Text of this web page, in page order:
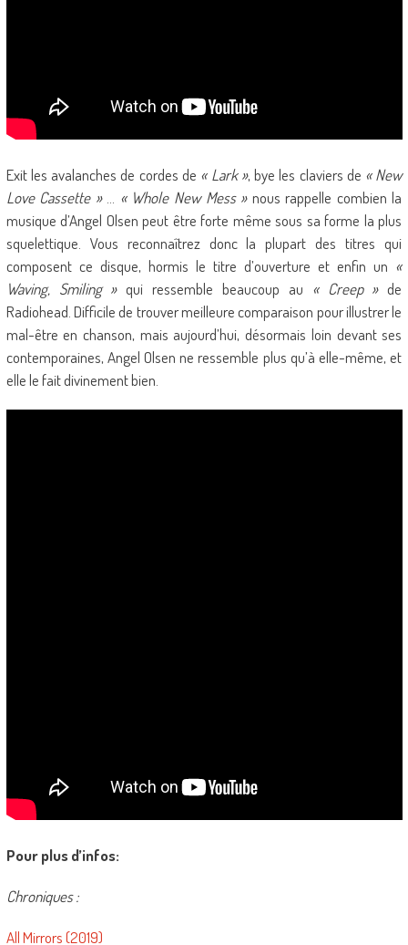
Exit les avalanches de cordes de « Lark », bye les claviers de « New
Love Cassette »… « Whole New Mess »nous rappelle combien la
musique d’Angel Olsen peut être forte même sous sa forme la plus
squelettique. Vous reconnaîtrez donc la plupart des titres qui
composent ce disque, hormis le titre d’ouverture et enfin un «
Waving, Smiling »qui ressemble beaucoup au « Creep »de
Radiohead. Difficile de trouver meilleure comparaison pour illustrer le
mal-être en chanson, mais aujourd’hui, désormais loin devant ses
contemporaines, Angel Olsen ne ressemble plus qu’à elle-même, et
elle le fait divinement bien.
Pour plus d’infos:
Chroniques :
All Mirrors (2019)